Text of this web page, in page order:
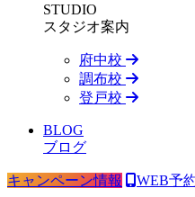
STUDIO
スタジオ案内
府中校
調布校
登戸校
BLOG
ブログ
キャンペーン情報 WEB予